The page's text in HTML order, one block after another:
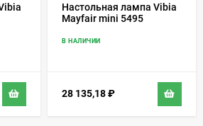
Настольная лампа Vibia
Mayfair mini 5495
В НАЛИЧИИ
28 135,18₽